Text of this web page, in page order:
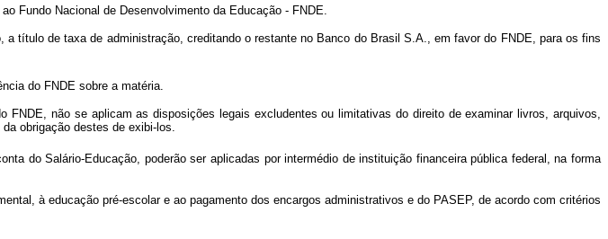
Fundo Nacional de Desenvolvimento da Educação - FNDE.
título de taxa de administração, creditando o restante no Banco do Brasil S.A., em favor do FNDE, para os fins
do FNDE sobre a matéria.
não se aplicam as disposições legais excludentes ou limitativas do direito de examinar livros, arquivos,
obrigação destes de exibi-los.
do Salário-Educação, poderão ser aplicadas por intermédio de instituição financeira pública federal, na forma
à educação pré-escolar e ao pagamento dos encargos administrativos e do PASEP, de acordo com critérios